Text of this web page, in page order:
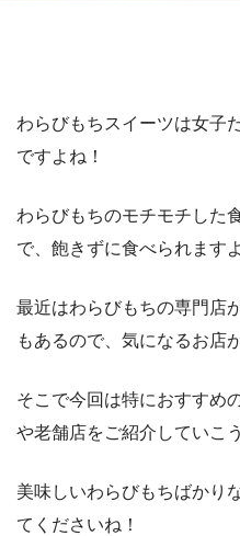
わらびもちスイーツは女子
ですよね！
わらびもちのモチモチした
で、飽きずに食べられますよ
最近はわらびもちの専門店
もあるので、気になるお店
そこで今回は特におすすめ
や老舗店をご紹介していこ
美味しいわらびもちばかり
てくださいね！